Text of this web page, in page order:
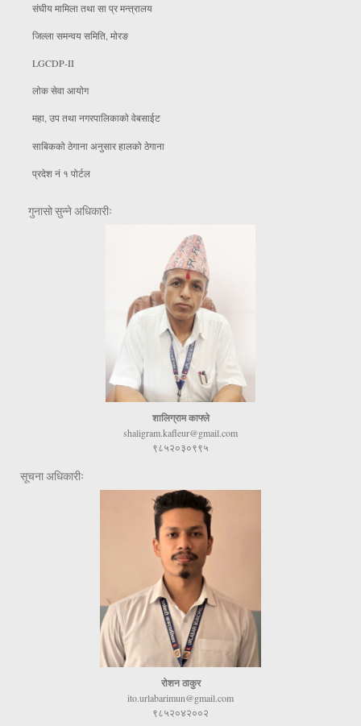
संघीय मामिला तथा सा प्र मन्त्रालय
जिल्ला समन्वय समिति, माेरङ
LGCDP-II
लाेक सेवा आयाेग
महा, उप तथा नगरपालिकाकाे वेबसाईट
साबिकको ठेगाना अनुसार हालको ठेगाना
प्रदेश नं १ पोर्टल
गुनासो सुन्ने अधिकारीः
शालिग्राम काफ्ले
shaligram.kafleur@gmail.com
९८५२०३०९९५
सूचना अधिकारीः
रोशन ठाकुर
ito.urlabarimun@gmail.com
९८५२०४२००२